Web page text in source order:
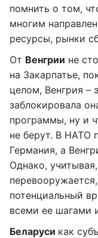
помнить о том,
многим
ресурсы, рынки
От Венгрии не
на Закарпатье,
целом, Венгрия –
заблокировала
программы, ну и
не берут. В НАТО
Германия, а
Однако,
потенциальный
всеми ее шагами
Беларуси как